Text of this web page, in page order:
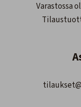
Varastossa